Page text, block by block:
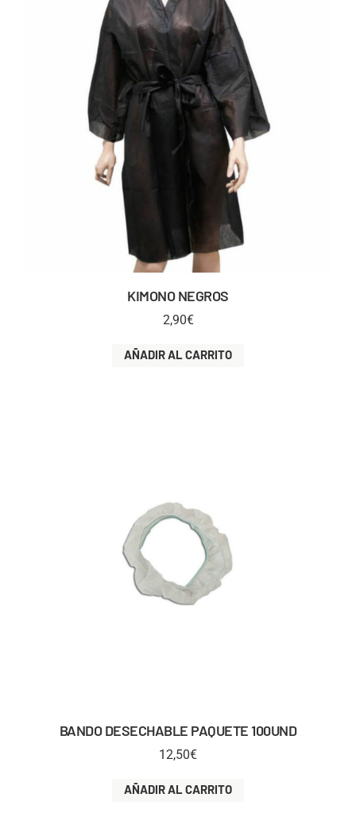
KIMONO NEGROS
2,90€
AÑADIR AL CARRITO
BANDO DESECHABLE PAQUETE 100UND
12,50€
AÑADIR AL CARRITO